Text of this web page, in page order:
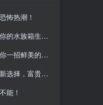
怖热潮！
箱生机勃勃！
招鲜美的做法
，富贵又招财
能！
怖热潮！
箱生机勃勃！
招鲜美的做法
，富贵又招财
能！